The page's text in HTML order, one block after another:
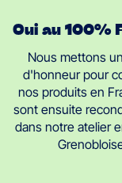
Oui au 100%
Nous mettons
d'honneur pour
nos produits en
sont ensuite
dans notre atelier